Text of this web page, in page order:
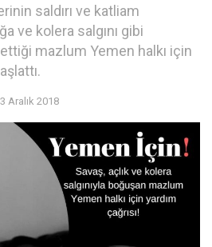
saldırı ve katliam
ve kolera salgını gibi
mazlum Yemen halkı için
Aralık 2018